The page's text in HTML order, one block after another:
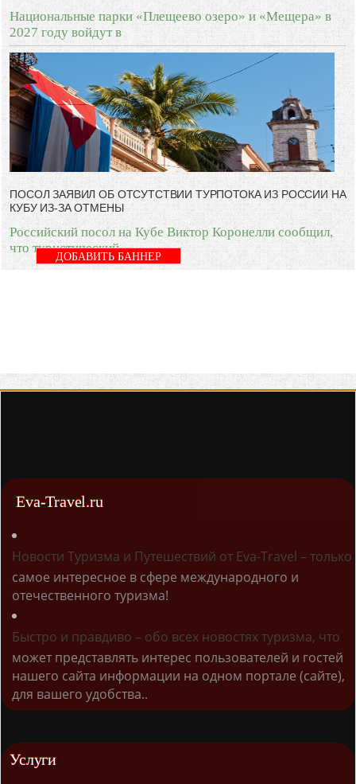
Национальные парки «Плещеево озеро» и «Мещера» в
2027 году войдут в
ПОСОЛ ЗАЯВИЛ ОБ ОТСУТСТВИИ ТУРПОТОКА ИЗ РОССИИ НА
КУБУ ИЗ-ЗА ОТМЕНЫ
Российский посол на Кубе Виктор Коронелли сообщил,
что туристический
ДОБАВИТЬ БАННЕР
Eva-Travel.ru
Новости Туризма и Путешествий от Eva-Travel – только
самое интересное в сфере международного и
отечественного туризма!
Быстро и правдиво – обо всех новостях туризма, что
может представлять интерес пользователей и гостей
нашего сайта информации на одном портале (сайте),
для вашего удобства..
Услуги